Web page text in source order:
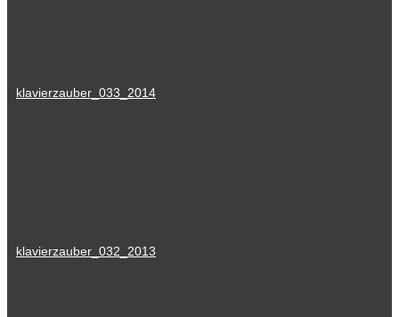
klavierzauber_033_2014
klavierzauber_032_2013